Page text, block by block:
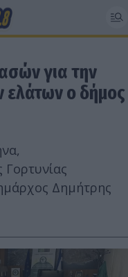
για την
ελάτων ο δήμος
Δημήτρης